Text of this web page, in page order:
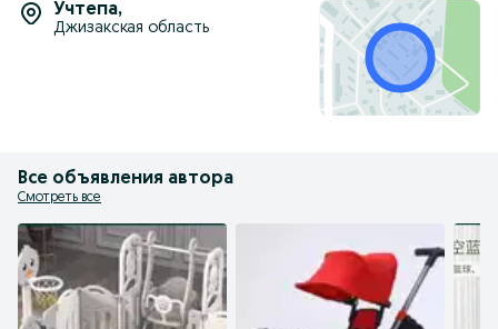
Учтепа,
Джизакская область
Все объявления автора
Смотреть все